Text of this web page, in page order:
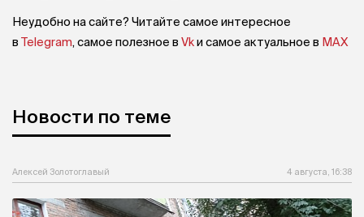
Неудобно на сайте? Читайте самое интересное
в Telegram, самое полезное в Vkи самое актуальное в MAX
Новости по теме
Алексей Золотоглавый 4 августа, 16:38